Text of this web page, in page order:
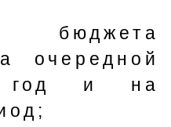
бюджета
очередной
год и на